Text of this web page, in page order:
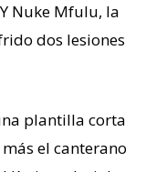
Nuke Mfulu, la
dos lesiones
plantilla corta
el canterano